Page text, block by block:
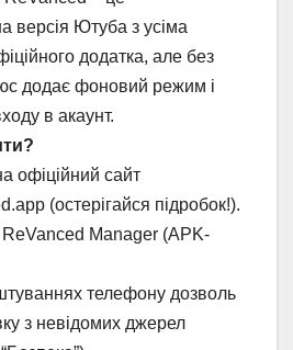
версія Ютуба з усіма
додатка, але без
додає фоновий режим і
в акаунт.
офіційний сайт
(остерігайся підробок!).
Manager (APK-
телефону дозволь
з невідомих джерел